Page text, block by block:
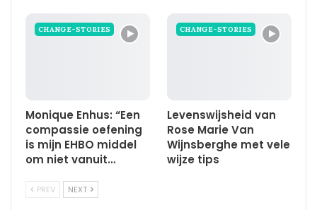
CHANGE-STORIES
Monique Enhus: “Een
compassie oefening
is mijn EHBO middel
om niet vanuit…
CHANGE-STORIES
Levenswijsheid van
Rose Marie Van
Wijnsberghe met vele
wijze tips
PREV NEXT